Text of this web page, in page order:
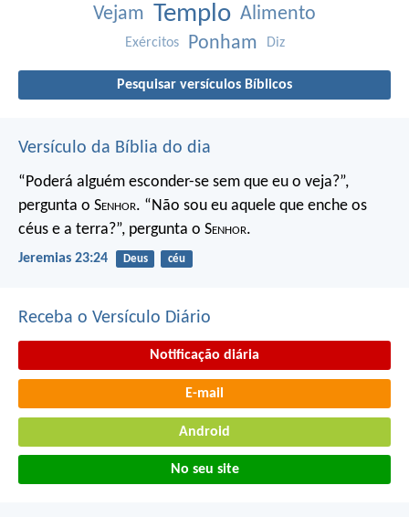
Vejam Templo Alimento
Exércitos Ponham Diz
Pesquisar versículos Bíblicos
Versículo da Bíblia do dia
“Poderá alguém esconder-se sem que eu o veja?”,
pergunta o Senhor. “Não sou eu aquele que enche os
céus e a terra?”, pergunta o Senhor.
Jeremias 23:24 Deus céu
Receba o Versículo Diário
Notificação diária
E-mail
Android
No seu site